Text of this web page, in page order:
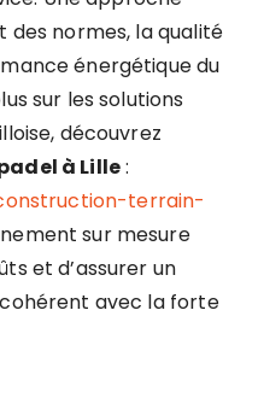
normes, la qualité
énergétique du
sur les solutions
découvrez
à Lille:
terrain-
sur mesure
et d’assurer un
avec la forte